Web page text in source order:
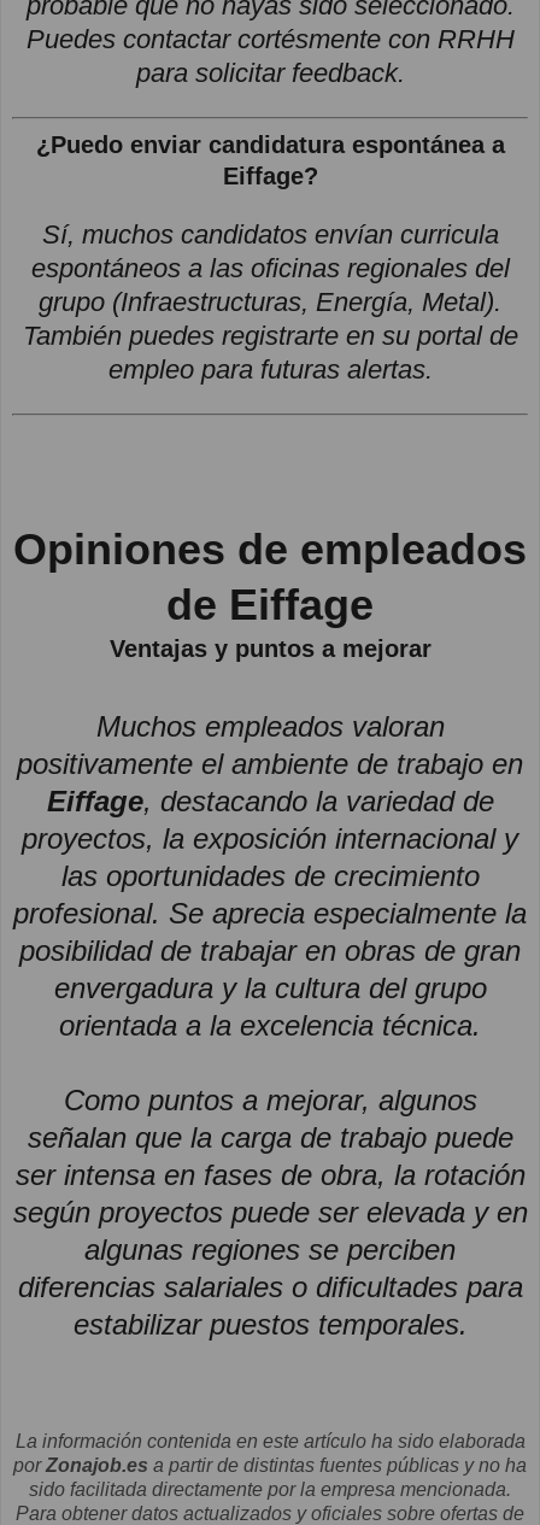
Puedes contactar cortésmente con RRHH
para solicitar feedback.
¿Puedo enviar candidatura espontánea a
Eiffage?
Sí, muchos candidatos envían curricula
espontáneos a las oficinas regionales del
grupo (Infraestructuras, Energía, Metal).
También puedes registrarte en su portal de
empleo para futuras alertas.
Opiniones de empleados
de Eiffage
Ventajas y puntos a mejorar
Muchos empleados valoran
positivamente el ambiente de trabajo en
Eiffage, destacando la variedad de
proyectos, la exposición internacional y
las oportunidades de crecimiento
profesional. Se aprecia especialmente la
posibilidad de trabajar en obras de gran
envergadura y la cultura del grupo
orientada a la excelencia técnica.
Como puntos a mejorar, algunos
señalan que la carga de trabajo puede
ser intensa en fases de obra, la rotación
según proyectos puede ser elevada y en
algunas regiones se perciben
diferencias salariales o dificultades para
estabilizar puestos temporales.
La información contenida en este artículo ha sido elaborada
porZonajob.es a partir de distintas fuentes públicas y no ha
sido facilitada directamente por la empresa mencionada.
Para obtener datos actualizados y oficiales sobre ofertas de